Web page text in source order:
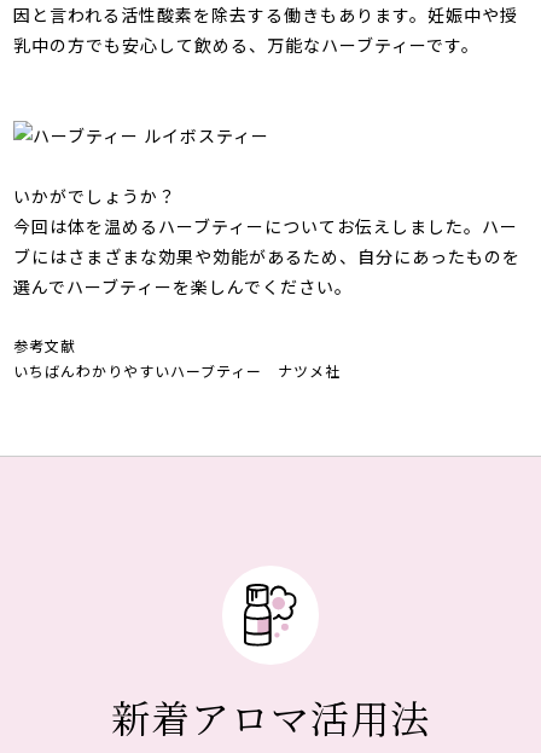
因と言われる活性酸素を除去する働きもあります。妊娠中や授
乳中の方でも安心して飲める、万能なハーブティーです。
いかがでしょうか？
今回は体を温めるハーブティーについてお伝えしました。ハー
ブにはさまざまな効果や効能があるため、自分にあったものを
選んでハーブティーを楽しんでください。
参考文献
いちばんわかりやすいハーブティー ナツメ社
新着アロマ活用法